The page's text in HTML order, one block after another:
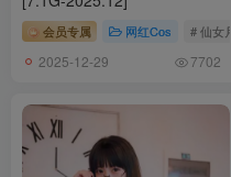
会员专属 网红Cos # 仙女月
2025-12-29 7702